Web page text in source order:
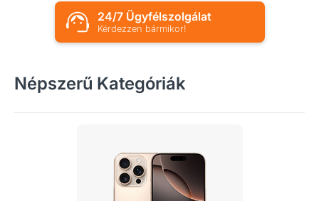
24/7 Ügyfélszolgálat
Kérdezzen bármikor!
Népszerű Kategóriák